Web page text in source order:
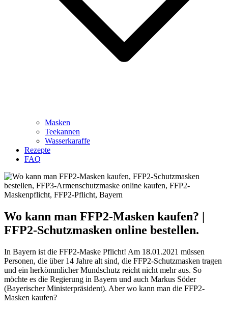
Masken
Teekannen
Wasserkaraffe
Rezepte
FAQ
Wo kann man FFP2-Masken kaufen? |
FFP2-Schutzmasken online bestellen.
In Bayern ist die FFP2-Maske Pflicht! Am 18.01.2021 müssen
Personen, die über 14 Jahre alt sind, die FFP2-Schutzmasken tragen
und ein herkömmlicher Mundschutz reicht nicht mehr aus. So
möchte es die Regierung in Bayern und auch Markus Söder
(Bayerischer Ministerpräsident). Aber wo kann man die FFP2-
Masken kaufen?